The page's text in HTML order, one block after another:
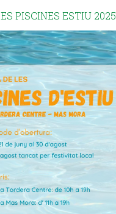
PISCINES ESTIU 2025